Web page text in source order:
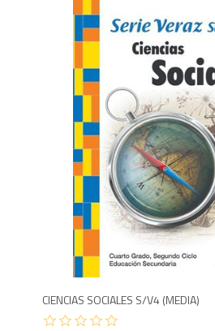
CIENCIAS SOCIALES S/V4 (MEDIA)